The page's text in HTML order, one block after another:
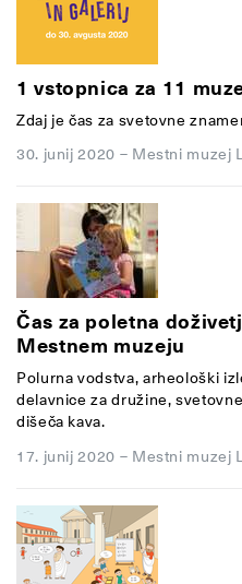
1 vstopnica za 11
Zdaj je čas za svetovne
30. junij 2020 – Mestni muzej
Čas za poletna
Mestnem muzeju
Polurna vodstva, arheološki
delavnice za družine,
dišeča kava.
17. junij 2020 – Mestni muzej